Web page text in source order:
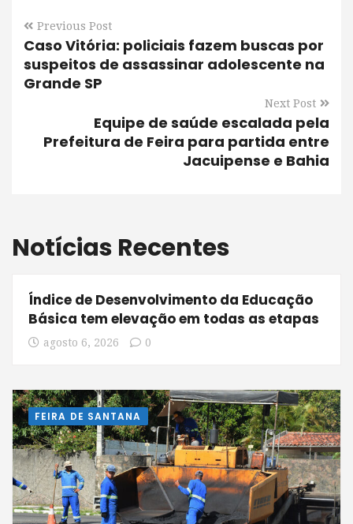
Previous Post
Caso Vitória: policiais fazem buscas por
suspeitos de assassinar adolescente na
Grande SP
Next Post
Equipe de saúde escalada pela
Prefeitura de Feira para partida entre
Jacuipense e Bahia
Notícias Recentes
Índice de Desenvolvimento da Educação
Básica tem elevação em todas as etapas
agosto 6, 2026 0
FEIRA DE SANTANA